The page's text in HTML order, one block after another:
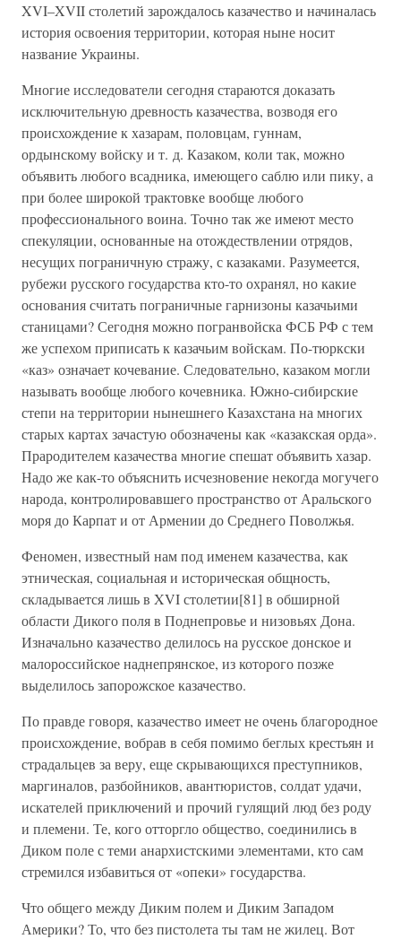
XVI–XVII столетий зарождалось казачество и начиналась
история освоения территории, которая ныне носит
название Украины.
Многие исследователи сегодня стараются доказать
исключительную древность казачества, возводя его
происхождение к хазарам, половцам, гуннам,
ордынскому войску и т. д. Казаком, коли так, можно
объявить любого всадника, имеющего саблю или пику, а
при более широкой трактовке вообще любого
профессионального воина. Точно так же имеют место
спекуляции, основанные на отождествлении отрядов,
несущих пограничную стражу, с казаками. Разумеется,
рубежи русского государства кто-то охранял, но какие
основания считать пограничные гарнизоны казачьими
станицами? Сегодня можно погранвойска ФСБ РФ с тем
же успехом приписать к казачьим войскам. По-тюркски
«каз» означает кочевание. Следовательно, казаком могли
называть вообще любого кочевника. Южно-сибирские
степи на территории нынешнего Казахстана на многих
старых картах зачастую обозначены как «казакская орда».
Прародителем казачества многие спешат объявить хазар.
Надо же как-то объяснить исчезновение некогда могучего
народа, контролировавшего пространство от Аральского
моря до Карпат и от Армении до Среднего Поволжья.
Феномен, известный нам под именем казачества, как
этническая, социальная и историческая общность,
складывается лишь в XVI столетии[81] в обширной
области Дикого поля в Поднепровье и низовьях Дона.
Изначально казачество делилось на русское донское и
малороссийское наднепрянское, из которого позже
выделилось запорожское казачество.
По правде говоря, казачество имеет не очень благородное
происхождение, вобрав в себя помимо беглых крестьян и
страдальцев за веру, еще скрывающихся преступников,
маргиналов, разбойников, авантюристов, солдат удачи,
искателей приключений и прочий гулящий люд без роду
и племени. Те, кого отторгло общество, соединились в
Диком поле с теми анархистскими элементами, кто сам
стремился избавиться от «опеки» государства.
Что общего между Диким полем и Диким Западом
Америки? То, что без пистолета ты там не жилец. Вот